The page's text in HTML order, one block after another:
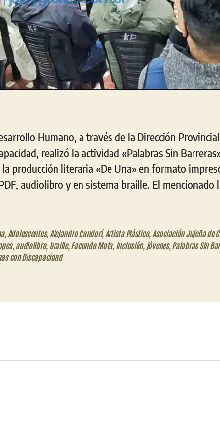
Humano, a través de la Dirección
realizó la actividad «Palabras Sin
producción literaria «De Una» en formato
audiolibro y en sistema braille. El mencionado
, Adolescentes, Alejandro Condorí, Artista Plástico, Asociación Jujeña de
, audiolibro, braille, Facundo Mota, inclusión, jóvenes, Palabras Sin
con Discapacidad